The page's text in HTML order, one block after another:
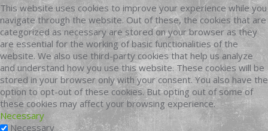
This website uses cookies to improve your experience while you
navigate through the website. Out of these, the cookies that are
categorized as necessary are stored on your browser as they
are essential for the working of basic functionalities of the
website. We also use third-party cookies that help us analyze
and understand how you use this website. These cookies will be
stored in your browser only with your consent. You also have the
option to opt-out of these cookies. But opting out of some of
these cookies may affect your browsing experience.
Necessary
Necessary